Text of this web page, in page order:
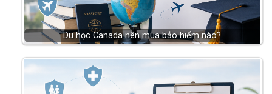
Du học Canada nên mua bảo hiểm nào?